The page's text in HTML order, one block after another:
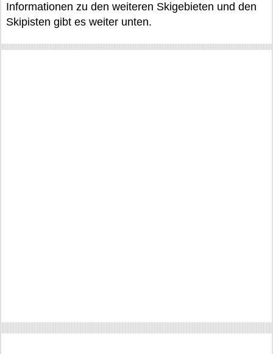
Informationen zu den weiteren Skigebieten und den
Skipisten gibt es weiter unten.